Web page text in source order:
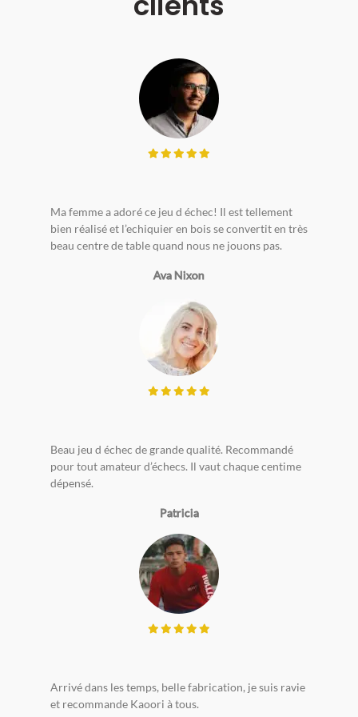
Ma femme a adoré ce jeu d échec! Il est tellement
bien réalisé et l’echiquier en bois se convertit en très
beau centre de table quand nous ne jouons pas.
Ava Nixon
Beau jeu d échec de grande qualité. Recommandé
pour tout amateur d’échecs. Il vaut chaque centime
dépensé.
Patricia
Arrivé dans les temps, belle fabrication, je suis ravie
et recommande Kaoori à tous.